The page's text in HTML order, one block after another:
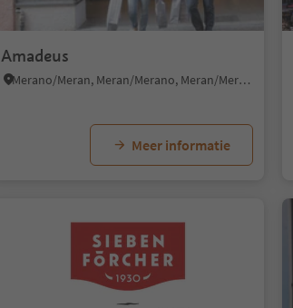
Amadeus
Merano/Meran, Meran/Merano, Meran/Merano and environs
Meer informatie